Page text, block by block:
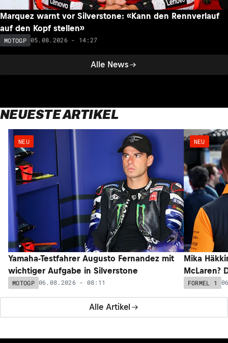
Alle News
Marquez warnt vor Silverstone: «Kann den Rennverlauf
auf den Kopf stellen»
MOTOGP 05.08.2026 - 14:27
NEUESTE ARTIKEL
Alle Artikel
NEU
Yamaha-Testfahrer Augusto Fernandez mit
wichtiger Aufgabe in Silverstone
MOTOGP 06.08.2026 - 08:11
NEU
Mika
McLaren?
FORMEL 1